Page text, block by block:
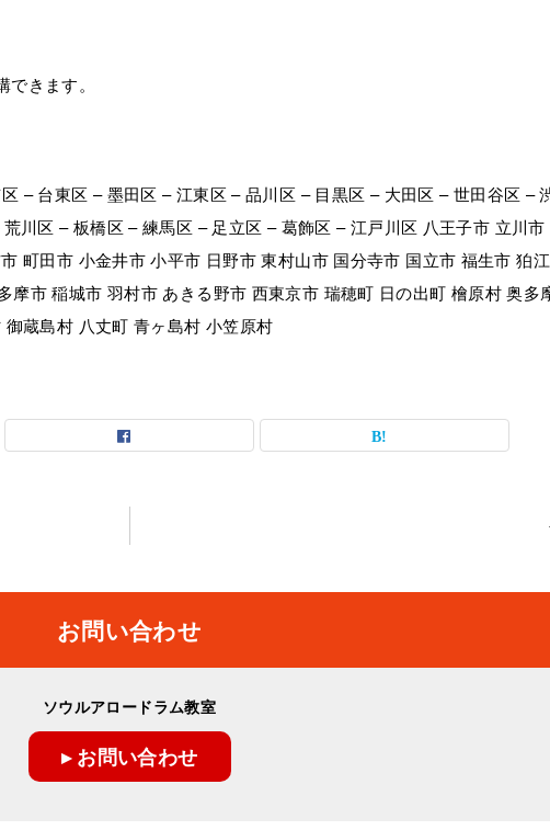
きます。
– 台東区 – 墨田区 – 江東区 – 品川区 – 目黒区 – 大田区 – 世田谷区 –
川区 – 板橋区 – 練馬区 – 足立区 – 葛飾区 – 江戸川区 八王子市 立川市
町田市 小金井市 小平市 日野市 東村山市 国分寺市 国立市 福生市 狛
摩市 稲城市 羽村市 あきる野市 西東京市 瑞穂町 日の出町 檜原村 奥多
蔵島村 八丈町 青ヶ島村 小笠原村
お問い合わせ
ソウルアロードラム教室
▸ お問い合わせ